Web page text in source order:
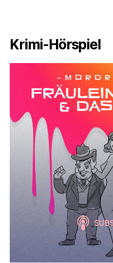
Krimi-Hörspiel